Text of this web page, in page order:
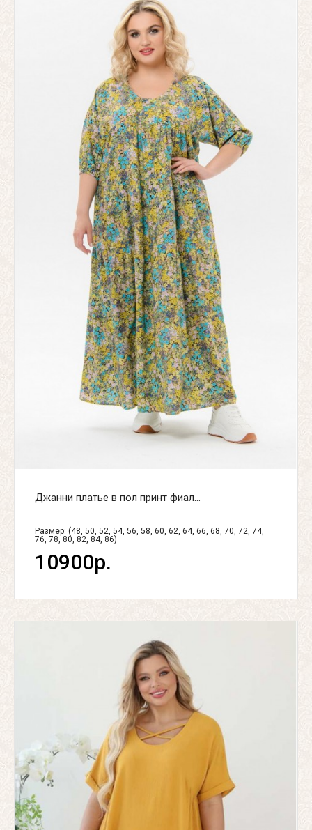
Джанни платье в пол принт фиал...
Размер: (48, 50, 52, 54, 56, 58, 60, 62, 64, 66, 68, 70, 72, 74,
76, 78, 80, 82, 84, 86)
10900р.